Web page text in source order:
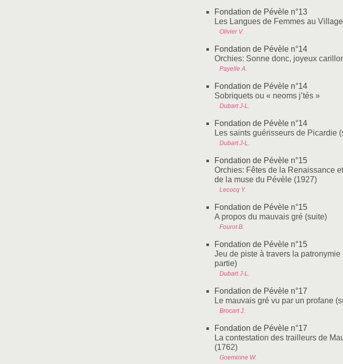
Fondation de Pévèle n°13
Les Langues de Femmes au Village
Olivier V.
Fondation de Pévèle n°14
Orchies: Sonne donc, joyeux
Payelle A.
Fondation de Pévèle n°14
Sobriquets ou « neoms j’tés »
Dubart J-L.
Fondation de Pévèle n°14
Les saints guérisseurs de Picardie
Dubart J-L.
Fondation de Pévèle n°15
Orchies: Fêtes de la Renaissance
de la muse du Pévèle (1927)
Lecocq Y.
Fondation de Pévèle n°15
A propos du mauvais gré (suite)
Fourot B.
Fondation de Pévèle n°15
Jeu de piste à travers la
partie)
Dubart J-L.
Fondation de Pévèle n°17
Le mauvais gré vu par un profane
Brocart J.
Fondation de Pévèle n°17
La contestation des trailleurs de
(1762)
Goeminne W.